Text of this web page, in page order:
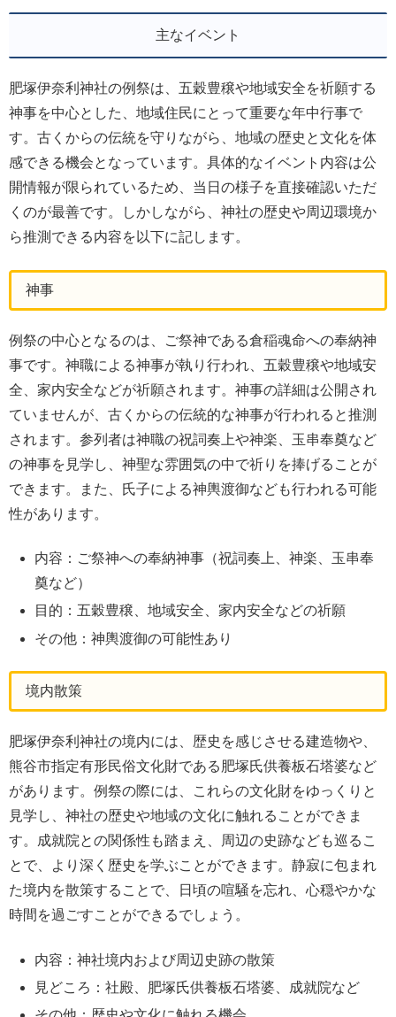
主なイベント
肥塚伊奈利神社の例祭は、五穀豊穣や地域安全を祈願する
神事を中心とした、地域住民にとって重要な年中行事で
す。古くからの伝統を守りながら、地域の歴史と文化を体
感できる機会となっています。具体的なイベント内容は公
開情報が限られているため、当日の様子を直接確認いただ
くのが最善です。しかしながら、神社の歴史や周辺環境か
ら推測できる内容を以下に記します。
神事
例祭の中心となるのは、ご祭神である倉稲魂命への奉納神
事です。神職による神事が執り行われ、五穀豊穣や地域安
全、家内安全などが祈願されます。神事の詳細は公開され
ていませんが、古くからの伝統的な神事が行われると推測
されます。参列者は神職の祝詞奏上や神楽、玉串奉奠など
の神事を見学し、神聖な雰囲気の中で祈りを捧げることが
できます。また、氏子による神輿渡御なども行われる可能
性があります。
内容：ご祭神への奉納神事（祝詞奏上、神楽、玉串奉
奠など）
目的：五穀豊穣、地域安全、家内安全などの祈願
その他：神輿渡御の可能性あり
境内散策
肥塚伊奈利神社の境内には、歴史を感じさせる建造物や、
熊谷市指定有形民俗文化財である肥塚氏供養板石塔婆など
があります。例祭の際には、これらの文化財をゆっくりと
見学し、神社の歴史や地域の文化に触れることができま
す。成就院との関係性も踏まえ、周辺の史跡なども巡るこ
とで、より深く歴史を学ぶことができます。静寂に包まれ
た境内を散策することで、日頃の喧騒を忘れ、心穏やかな
時間を過ごすことができるでしょう。
内容：神社境内および周辺史跡の散策
見どころ：社殿、肥塚氏供養板石塔婆、成就院など